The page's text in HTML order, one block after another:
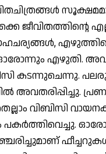
ജീവിതത്തിന്റെ
സാഹചര്യങ്ങള്‍,
ഓരോന്നും എഴുതി.
കടന്നുചെന്നു.
അവതരിപ്പിച്ചു.
വിബിസി
പകര്‍ത്തിവെച്ചു.